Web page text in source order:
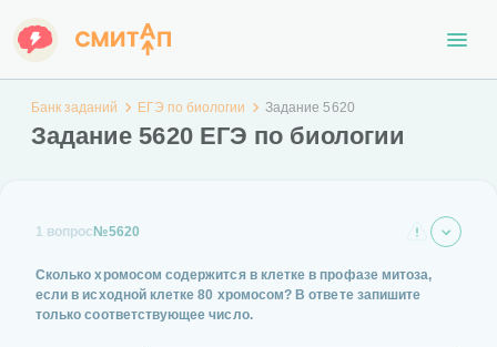
Банк заданий ЕГЭ по биологии Задание 5620
Задание 5620 ЕГЭ по биологии
1 вопрос №5620
Сколько хромосом содержится в клетке в профазе митоза,
если в исходной клетке 80 хромосом? В ответе запишите
только соответствующее число.